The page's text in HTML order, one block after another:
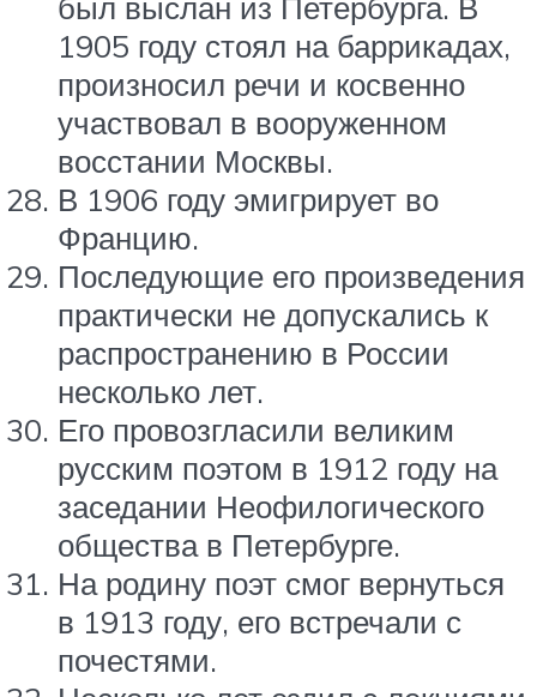
1905 году стоял на баррикадах,
произносил речи и косвенно
участвовал в вооруженном
восстании Москвы.
В 1906 году эмигрирует во
Францию.
Последующие его произведения
практически не допускались к
распространению в России
несколько лет.
Его провозгласили великим
русским поэтом в 1912 году на
заседании Неофилогического
общества в Петербурге.
На родину поэт смог вернуться
в 1913 году, его встречали с
почестями.